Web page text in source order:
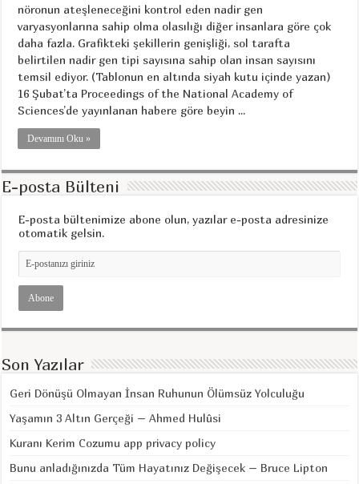
nöronun ateşleneceğini kontrol eden nadir gen
varyasyonlarına sahip olma olasılığı diğer insanlara göre çok
daha fazla. Grafikteki şekillerin genişliği, sol tarafta
belirtilen nadir gen tipi sayısına sahip olan insan sayısını
temsil ediyor. (Tablonun en altında siyah kutu içinde yazan)
16 Şubat’ta Proceedings of the National Academy of
Sciences’de yayınlanan habere göre beyin ...
Devamını Oku »
E-posta Bülteni
E-posta bültenimize abone olun, yazılar e-posta adresinize
otomatik gelsin.
Son Yazılar
Geri Dönüşü Olmayan İnsan Ruhunun Ölümsüz Yolculuğu
Yaşamın 3 Altın Gerçeği – Ahmed Hulûsi
Kuranı Kerim Cozumu app privacy policy
Bunu anladığınızda Tüm Hayatınız Değişecek – Bruce Lipton